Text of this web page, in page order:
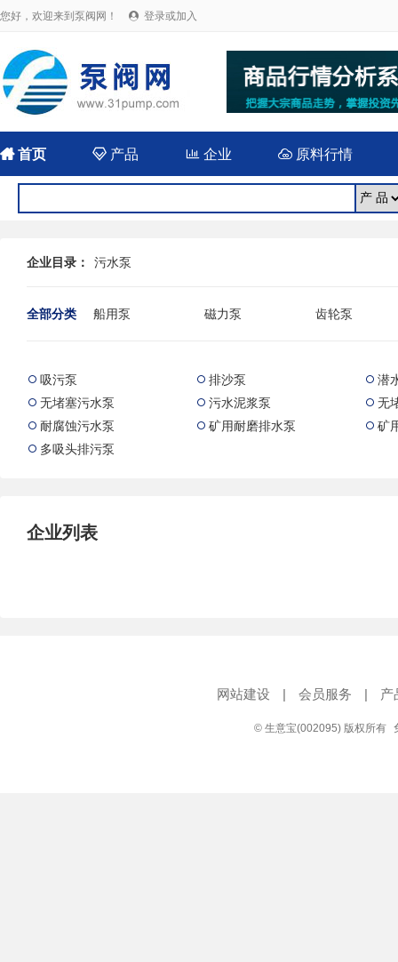
您好，欢迎来到泵阀网！  登录或加入
首页  产品 企业 原料行情
企业目录： 污水泵
全部分类 船用泵 磁力泵
齿轮泵
杂质泵
轴流泵
试压泵
疏水泵
直流泵
减压阀
 吸污泵  排沙泵  潜
 无堵塞污水泵  污水泥浆泵  无
 耐腐蚀污水泵  矿用耐磨排水泵  矿
 多吸头排污泵
企业列表
网站建设 | 会员服务 | 产
© 生意宝(002095) 版权所有